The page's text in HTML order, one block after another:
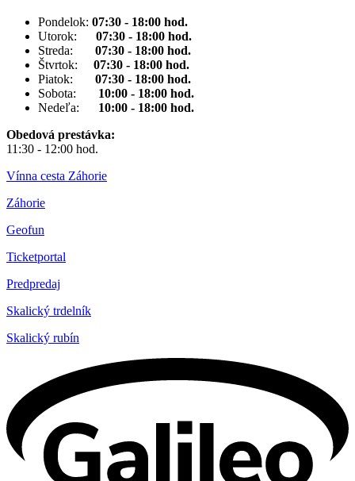
Pondelok: 07:30 - 18:00 hod.
Utorok:
07:30 - 18:00 hod.
Streda:
07:30 - 18:00 hod.
Štvrtok: 07:30 - 18:00 hod.
Piatok:
07:30 - 18:00 hod.
Sobota: 10:00 - 18:00 hod.
Nedeľa: 10:00 - 18:00 hod.
Obedová prestávka:
11:30 - 12:00 hod.
Vínna cesta Záhorie
Záhorie
Geofun
Ticketportal
Predpredaj
Skalický trdelník
Skalický rubín